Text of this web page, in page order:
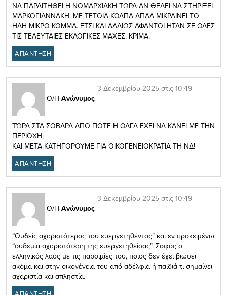
ΝΑ ΠΑΡΑΙΤΗΘΕΙ Η ΝΟΜΑΡΧΙΑΚΗ ΤΩΡΑ ΑΝ ΘΕΛΕΙ ΝΑ ΣΤΗΡΙΞΕΙ
ΜΑΡΚΟΓΙΑΝΝΑΚΗ. ΜΕ ΤΕΤΟΙΑ ΚΟΛΠΑ ΑΠΛΑ ΜΙΚΡΑΙΝΕΙ ΤΟ
ΗΔΗ ΜΙΚΡΟ ΚΟΜΜΑ. ΕΤΣΙ ΚΑΙ ΑΛΛΙΩΣ ΑΦΑΝΤΟΙ ΗΤΑΝ ΣΕ ΟΛΕΣ
ΤΙΣ ΤΕΛΕΥΤΑΙΕΣ ΕΚΛΟΓΙΚΕΣ ΜΑΧΕΣ. ΚΡΙΜΑ.
ΑΠΑΝΤΗΣΗ
Ο/Η Ανώνυμος
3 Δεκεμβρίου 2025 στις 10:49
ΤΏΡΑ ΣΤΑ ΣΟΒΑΡΑ ΑΠΟ ΠΟΤΕ Η ΟΛΓΑ ΕΧΕΙ ΝΑ ΚΑΝΕΙ ΜΕ ΤΗΝ
ΠΕΡΙΟΧΗ;
ΚΑΙ ΜΕΤΑ ΚΑΤΗΓΟΡΟΥΜΕ ΓΙΑ ΟΙΚΟΓΕΝΕΙΟΚΡΑΤΙΑ ΤΗ ΝΔ!
ΑΠΑΝΤΗΣΗ
Ο/Η Ανώνυμος
3 Δεκεμβρίου 2025 στις 10:49
“Ουδείς αχαριστότερος του ευεργετηθέντος” και εν προκειμένω
“ουδεμία αχαριστότερη της ευεργετηθείσας”. Σοφός ο
ελληνικός λαός με τις παροιμίες του, ποιος δεν έχει βιώσει
ακόμα και στην οικογένεια του από αδέλφιά ή παιδιά τι σημαίνει
αχαριστία και απληστία.